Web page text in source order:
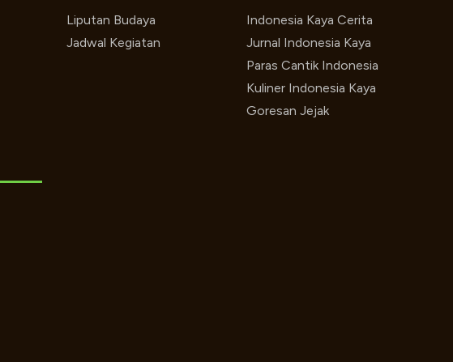
Indonesia Kaya Cerita
Jurnal Indonesia Kaya
Paras Cantik Indonesia
Kuliner Indonesia Kaya
Goresan Jejak
Liputan Budaya
Jadwal Kegiatan